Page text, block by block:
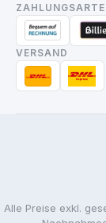
VERSAND
Alle Preise exkl.